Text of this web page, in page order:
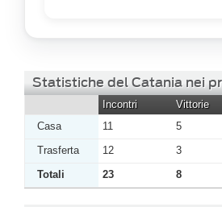
Statistiche del Catania nei
Incontri Vittorie
Casa
11 5
Trasferta
12 3
Totali
23 8